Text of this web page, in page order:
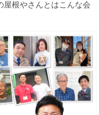
屋根やさんとはこんな会